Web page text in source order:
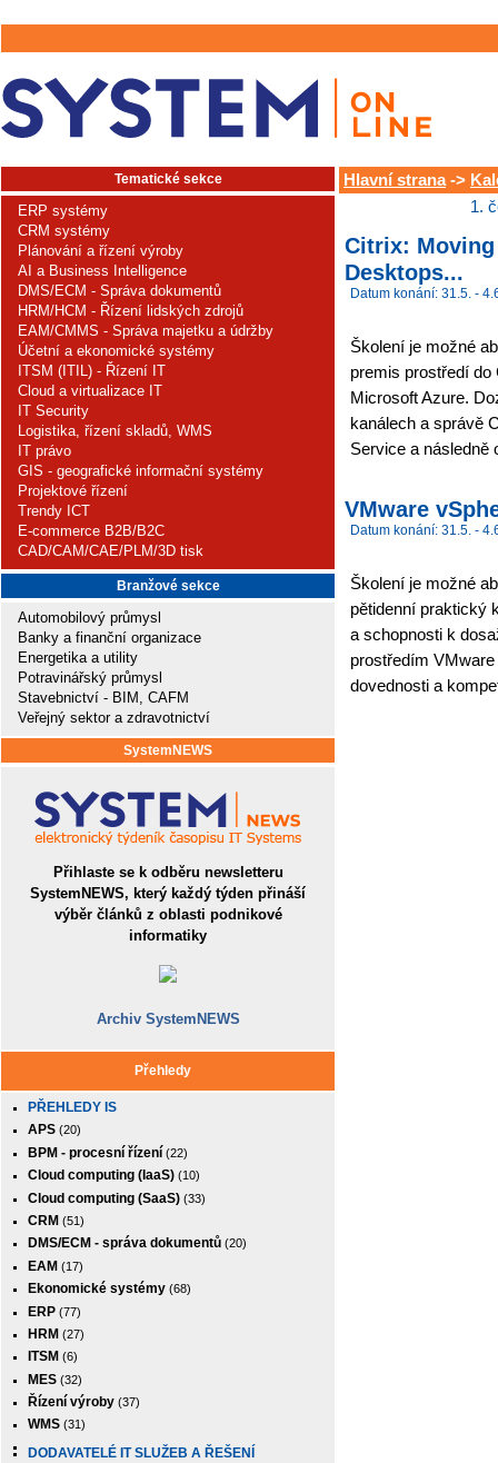
Tematické sekce
ERP systémy
CRM systémy
Plánování a řízení výroby
AI a Business Intelligence
DMS/ECM - Správa dokumentů
HRM/HCM - Řízení lidských zdrojů
EAM/CMMS - Správa majetku a údržby
Účetní a ekonomické systémy
ITSM (ITIL) - Řízení IT
Cloud a virtualizace IT
IT Security
Logistika, řízení skladů, WMS
IT právo
GIS - geografické informační systémy
Projektové řízení
Trendy ICT
E-commerce B2B/B2C
CAD/CAM/CAE/PLM/3D tisk
Branžové sekce
Automobilový průmysl
Banky a finanční organizace
Energetika a utility
Potravinářský průmysl
Stavebnictví - BIM, CAFM
Veřejný sektor a zdravotnictví
SystemNEWS
Přihlaste se k odběru newsletteru
SystemNEWS, který každý týden přináší
výběr článků z oblasti podnikové
informatiky
Archiv SystemNEWS
Přehledy
PŘEHLEDY IS
APS (20)
BPM - procesní řízení (22)
Cloud computing (IaaS) (10)
Cloud computing (SaaS) (33)
CRM (51)
DMS/ECM - správa dokumentů (20)
EAM (17)
Ekonomické systémy (68)
ERP (77)
HRM (27)
ITSM (6)
MES (32)
Řízení výroby (37)
WMS (31)
DODAVATELÉ IT SLUŽEB A ŘEŠENÍ
Hlavní strana->
1.
Citrix:
Desktops...
Datum konání: 31.5. -
Školení je možné
premis prostředí
Microsoft Azure.
kanálech a správě
Service a následně
VMware
Datum konání: 31.5. -
Školení je možné
pětidenní praktický
a schopnosti k
prostředím
dovednosti a